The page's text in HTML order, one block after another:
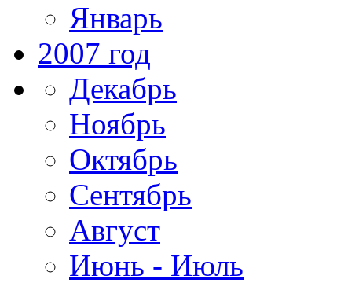
Январь
2007 год
Декабрь
Ноябрь
Октябрь
Сентябрь
Август
Июнь - Июль